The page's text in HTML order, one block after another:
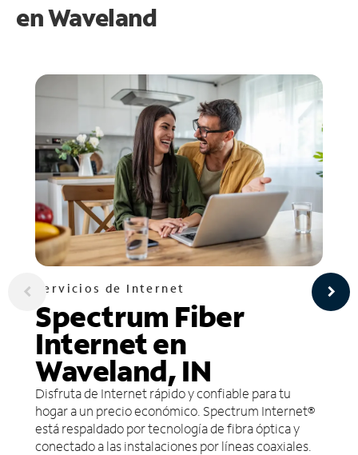
enWaveland
Servicios de Internet
Spectrum Fiber
Internet en
Waveland, IN
Disfruta de Internet rápido y confiable para tu
hogar a un precio económico. Spectrum Internet®
está respaldado por tecnología de fibra óptica y
conectado a las instalaciones por líneas coaxiales.